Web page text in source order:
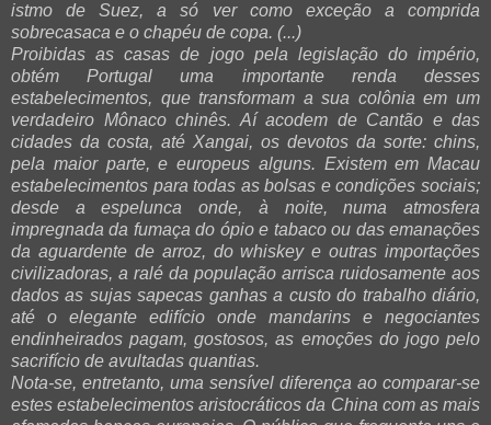
istmo de Suez, a só ver como exceção a comprida
sobrecasaca e o chapéu de copa. (...)
Proibidas as casas de jogo pela legislação do império,
obtém Portugal uma importante renda desses
estabelecimentos, que transformam a sua colônia em um
verdadeiro Mônaco chinês. Aí acodem de Cantão e das
cidades da costa, até Xangai, os devotos da sorte: chins,
pela maior parte, e europeus alguns. Existem em Macau
estabelecimentos para todas as bolsas e condições sociais;
desde a espelunca onde, à noite, numa atmosfera
impregnada da fumaça do ópio e tabaco ou das emanações
da aguardente de arroz, do whiskey e outras importações
civilizadoras, a ralé da população arrisca ruidosamente aos
dados as sujas sapecas ganhas a custo do trabalho diário,
até o elegante edifício onde mandarins e negociantes
endinheirados pagam, gostosos, as emoções do jogo pelo
sacrifício de avultadas quantias.
Nota-se, entretanto, uma sensível diferença ao comparar-se
estes estabelecimentos aristocráticos da China com as mais